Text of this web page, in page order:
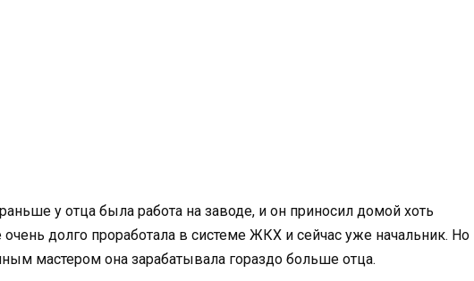
у отца была работа на заводе, и он приносил домой хоть
долго проработала в системе ЖКХ и сейчас уже начальник. Но
мастером она зарабатывала гораздо больше отца.